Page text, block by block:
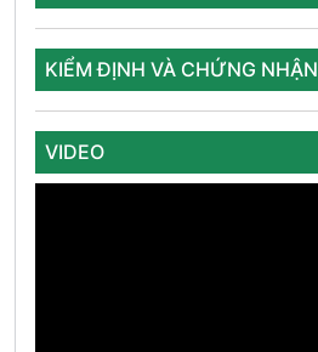
KIỂM ĐỊNH VÀ CHỨNG NHẬN
VIDEO